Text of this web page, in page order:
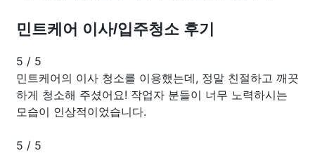
민트케어 이사/입주청소 후기
5 / 5
민트케어의 이사 청소를 이용했는데, 정말 친절하고 깨끗
하게 청소해 주셨어요! 작업자 분들이 너무 노력하시는
모습이 인상적이었습니다.
5 / 5